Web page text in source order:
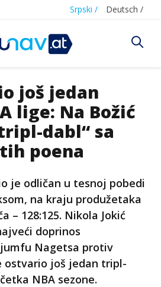
Srpski / Deutsch /
još jedan
lige: Na Božić
dabl“ sa
poena
je odličan u tesnoj pobedi
na kraju produžetaka
– 128:125. Nikola Jokić
doprinos
Nagetsa protiv
ostvario još jedan tripl-
NBA sezone.